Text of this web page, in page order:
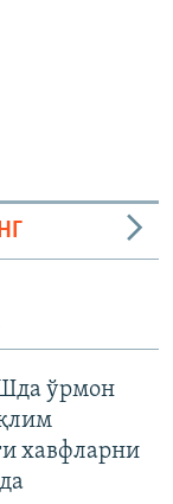
ўрмон
хавфларни